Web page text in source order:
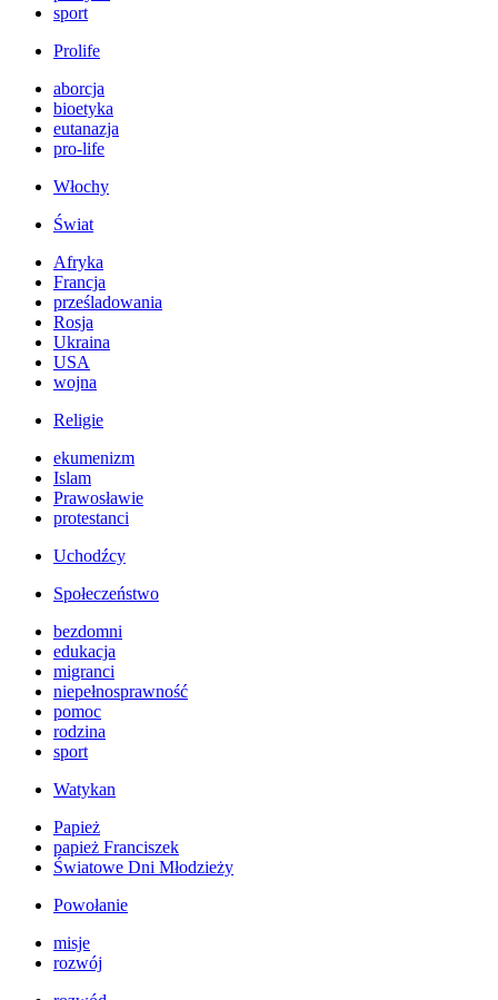
sport
Prolife
aborcja
bioetyka
eutanazja
pro-life
Włochy
Świat
Afryka
Francja
prześladowania
Rosja
Ukraina
USA
wojna
Religie
ekumenizm
Islam
Prawosławie
protestanci
Uchodźcy
Społeczeństwo
bezdomni
edukacja
migranci
niepełnosprawność
pomoc
rodzina
sport
Watykan
Papież
papież Franciszek
Światowe Dni Młodzieży
Powołanie
misje
rozwój